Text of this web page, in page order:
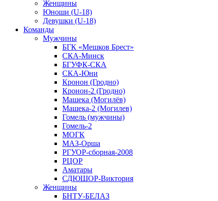
Женщины
Юноши (U-18)
Девушки (U-18)
Команды
Мужчины
БГК «Мешков Брест»
СКА-Минск
БГУФК-СКА
СКА-Юни
Кронон (Гродно)
Кронон-2 (Гродно)
Машека (Могилёв)
Машека-2 (Могилев)
Гомель (мужчины)
Гомель-2
МОГК
МАЗ-Орша
РГУОР-сборная-2008
РЦОР
Аматары
СДЮШОР-Виктория
Женщины
БНТУ-БЕЛАЗ